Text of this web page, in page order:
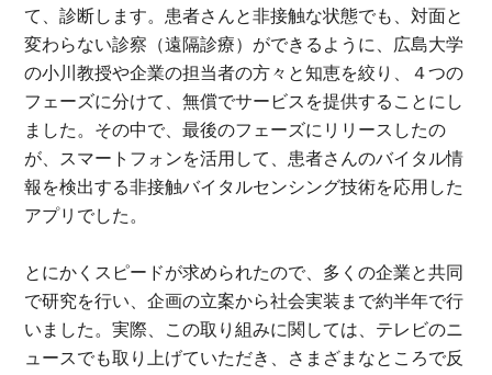
て、診断します。患者さんと非接触な状態でも、対面と
変わらない診察（遠隔診療）ができるように、広島大学
の小川教授や企業の担当者の方々と知恵を絞り、４つの
フェーズに分けて、無償でサービスを提供することにし
ました。その中で、最後のフェーズにリリースしたの
が、スマートフォンを活用して、患者さんのバイタル情
報を検出する非接触バイタルセンシング技術を応用した
アプリでした。
とにかくスピードが求められたので、多くの企業と共同
で研究を行い、企画の立案から社会実装まで約半年で行
いました。実際、この取り組みに関しては、テレビのニ
ュースでも取り上げていただき、さまざまなところで反